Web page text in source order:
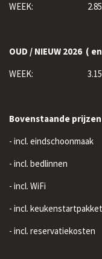
WEEK:
OUD / NIEUW 2026 (
WEEK:
Bovenstaande
- incl. eindschoonmaak
- incl. bedlinnen
- incl. WiFi
- incl. keukenstartpakket
- incl. reservatiekosten